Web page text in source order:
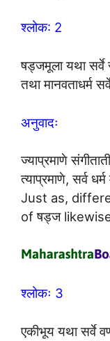
श्लोक: 2
षड्जमूला यथा सर्वे
तथा मानवताधर्म
अनुवादः
ज्याप्रमाणे
त्याप्रमाणे, सर्व
Just as,
of षड्ज
श्लोकः 3
एकीभूय यथा सर्वे